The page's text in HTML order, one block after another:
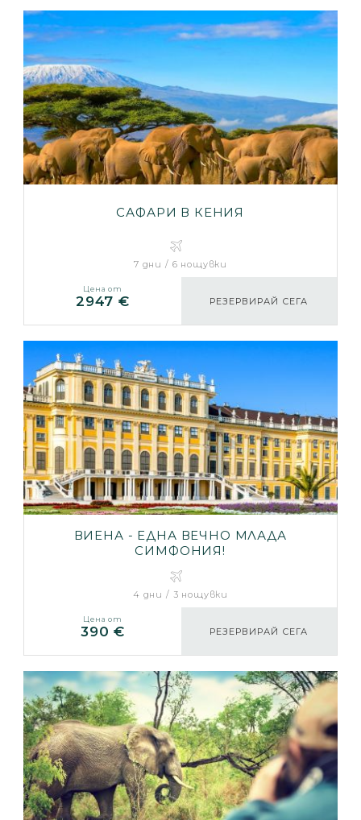
САФАРИ В КЕНИЯ
7 дни / 6 нощувки
Цена от
2947 € РЕЗЕРВИРАЙ СЕГА
ВИЕНА - ЕДНА ВЕЧНО МЛАДА
СИМФОНИЯ!
4 дни / 3 нощувки
Цена от
390 € РЕЗЕРВИРАЙ СЕГА